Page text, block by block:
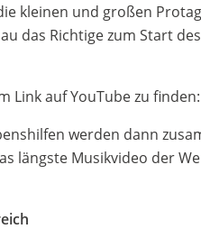
kleinen und großen
das Richtige zum Start
Link auf YouTube zu finden:
werden dann
längste Musikvideo der